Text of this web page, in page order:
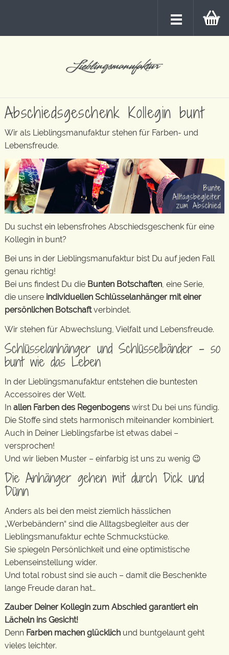
Abschiedsgeschenk Kollegin bunt
Wir als Lieblingsmanufaktur stehen für Farben- und
Lebensfreude.
Du suchst ein lebensfrohes Abschiedsgeschenk für eine
Kollegin in bunt?
Bei uns in der Lieblingsmanufaktur bist Du auf jeden Fall
genau richtig!
Bei uns findest Du die Bunten Botschaften, eine Serie,
die unsere individuellen Schlüsselanhänger mit einer
persönlichen Botschaftverbindet.
Wir stehen für Abwechslung, Vielfalt und Lebensfreude.
Schlüsselanhänger und Schlüsselbänder – so
bunt wie das Leben
In der Lieblingsmanufaktur entstehen die buntesten
Accessoires der Welt.
In allen Farben des Regenbogens wirst Du bei uns fündig.
Die Stoffe sind stets harmonisch miteinander kombiniert.
Auch in Deiner Lieblingsfarbe ist etwas dabei –
versprochen!
Und wir lieben Muster – einfarbig ist uns zu wenig 😉
Die Anhänger gehen mit durch Dick und
Dünn
Anders als bei den meist ziemlich hässlichen
„Werbebändern“ sind die Alltagsbegleiter aus der
Lieblingsmanufaktur echte Schmuckstücke.
Sie spiegeln Persönlichkeit und eine optimistische
Lebenseinstellung wider.
Und total robust sind sie auch – damit die Beschenkte
lange Freude daran hat…
Zauber Deiner Kollegin zum Abschied garantiert ein
Lächeln ins Gesicht!
Denn Farben machen glücklich und buntgelaunt geht
vieles leichter.